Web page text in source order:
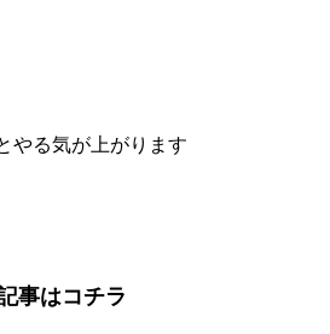
やる気が上がります
事はコチラ